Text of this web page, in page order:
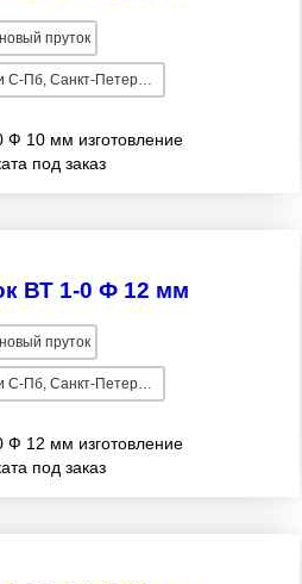
пруток
Пб, Санкт-Петербург
Ф 10 мм изготовление
под заказ
ВТ 1-0 Ф 12 мм
пруток
Пб, Санкт-Петербург
Ф 12 мм изготовление
под заказ